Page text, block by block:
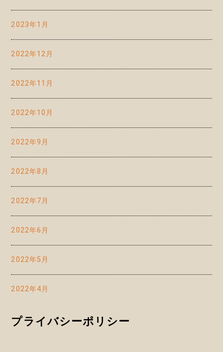
2023年1月
2022年12月
2022年11月
2022年10月
2022年9月
2022年8月
2022年7月
2022年6月
2022年5月
2022年4月
プライバシーポリシー